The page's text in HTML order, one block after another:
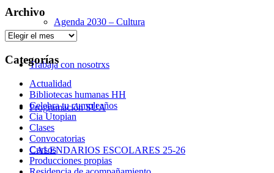
Agenda 2030 – Cultura
Trabaja con nosotrxs
Programación SUA
CALENDARIOS ESCOLARES 25-26
Archivo
Archivo
Categorías
Actualidad
Bibliotecas humanas HH
Celebra tu cumpleaños
Cia Utopian
Clases
Convocatorias
Cursos
Producciones propias